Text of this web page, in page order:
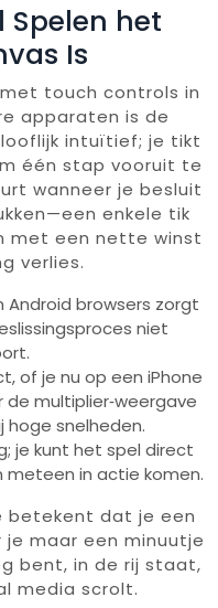
het
Is
touch controls in
apparaten is de
intuïtief; je tikt
één stap vooruit te
wanneer je besluit
enkele tik
met een nette winst
verlies.
Android browsers zorgt
niet
of je nu op een iPhone
multiplier‑weergave
hoge snelheden.
je kunt het spel direct
in actie komen.
betekent dat je een
maar een minuutje
bent, in de rij staat,
media scrolt.